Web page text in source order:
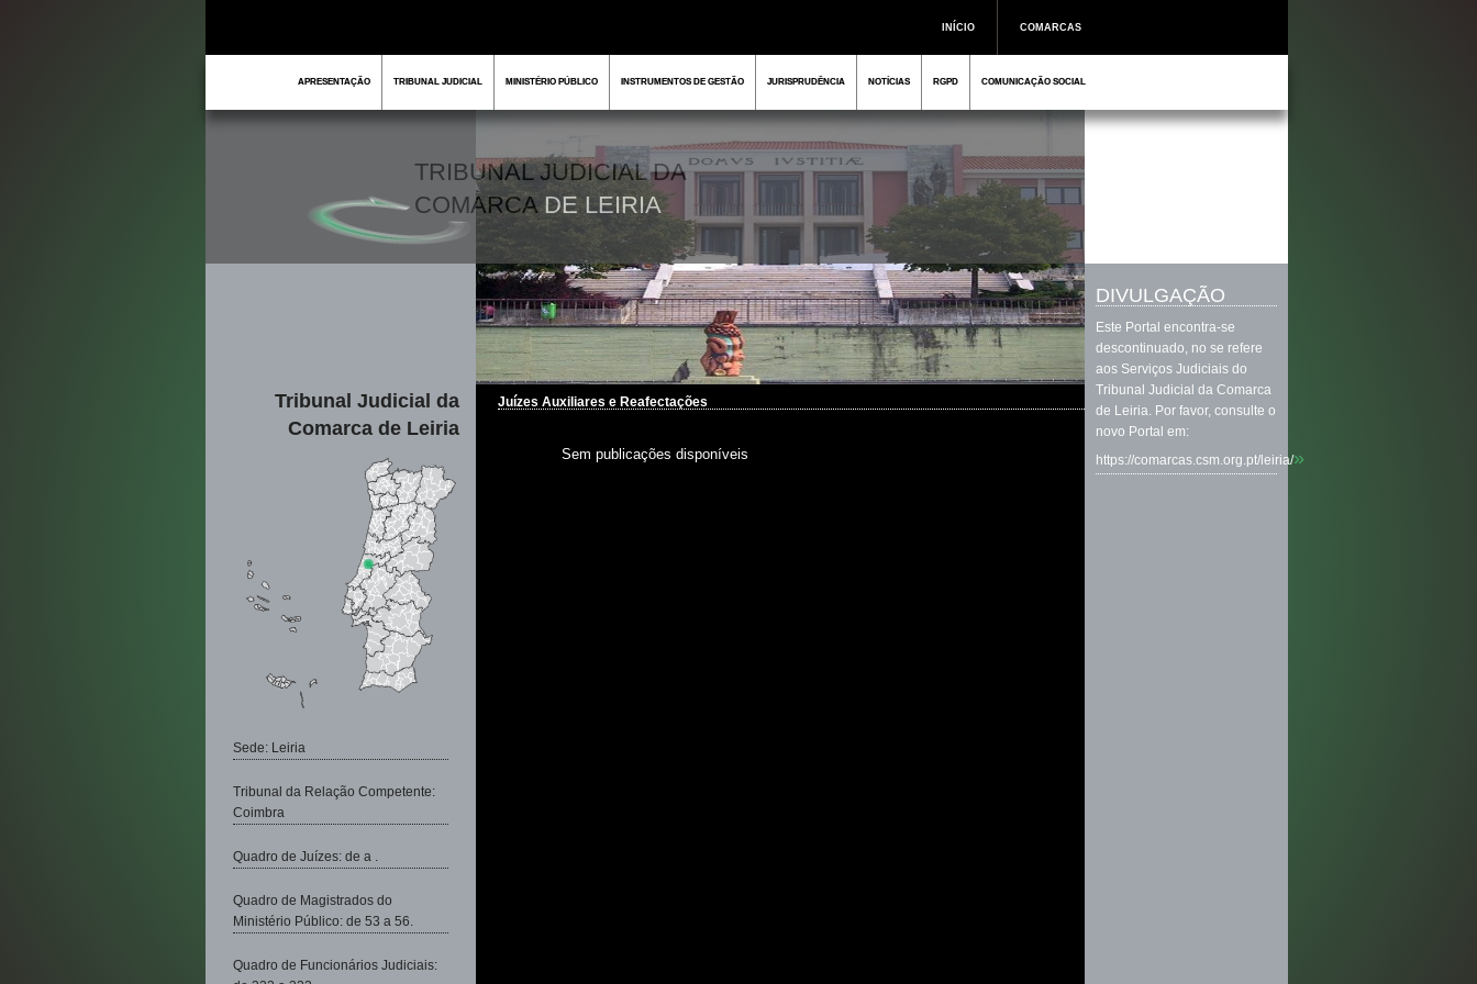
INÍCIO COMARCAS
APRESENTAÇÃO TRIBUNAL JUDICIAL MINISTÉRIO PÚBLICO INSTRUMENTOS DE GESTÃO JURISPRUDÊNCIA NOTÍCIAS RGPD COMUNICAÇÃO SOCIAL
TRIBUNAL JUDICIAL DA
COMARCADE LEIRIA
Tribunal Judicial da
Comarca de Leiria
Sede: Leiria
Tribunal da Relação Competente:
Coimbra
Quadro de Juízes: de a .
Quadro de Magistrados do
Ministério Público: de 53 a 56.
Quadro de Funcionários Judiciais:
Juízes Auxiliares e Reafectações
Sem publicações disponíveis
DIVULGAÇÃO
Este Portal encontra-se
descontinuado, no se refere
aos Serviços Judiciais do
Tribunal Judicial da Comarca
de Leiria. Por favor, consulte o
novo Portal em:
https://comarcas.csm.org.pt/leiria/»